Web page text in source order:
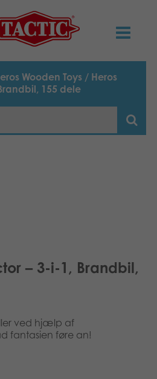
Wooden Toys / Heros
155 dele
– 3-i-1, Brandbil,
ved hjælp af
fantasien føre an!